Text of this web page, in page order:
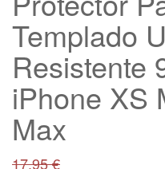
Templado
Resistente
iPhone XS
Max
17,95€